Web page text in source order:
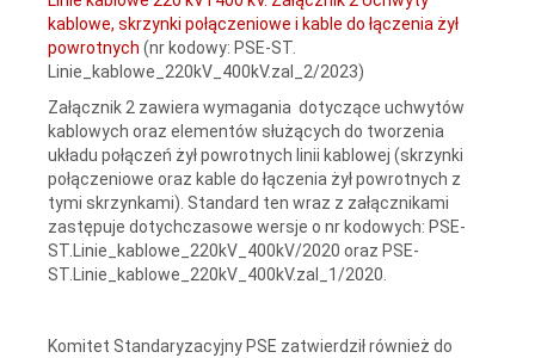
kablowe, skrzynki połączeniowe i kable do łączenia żył
powrotnych (nr kodowy: PSE-ST.
Linie_kablowe_220kV_400kV.zal_2/2023)
Załącznik 2 zawiera wymagania dotyczące uchwytów
kablowych oraz elementów służących do tworzenia
układu połączeń żył powrotnych linii kablowej (skrzynki
połączeniowe oraz kable do łączenia żył powrotnych z
tymi skrzynkami). Standard ten wraz z załącznikami
zastępuje dotychczasowe wersje o nr kodowych: PSE-
ST.Linie_kablowe_220kV_400kV/2020 oraz PSE-
ST.Linie_kablowe_220kV_400kV.zal_1/2020.
Komitet Standaryzacyjny PSE zatwierdził również do